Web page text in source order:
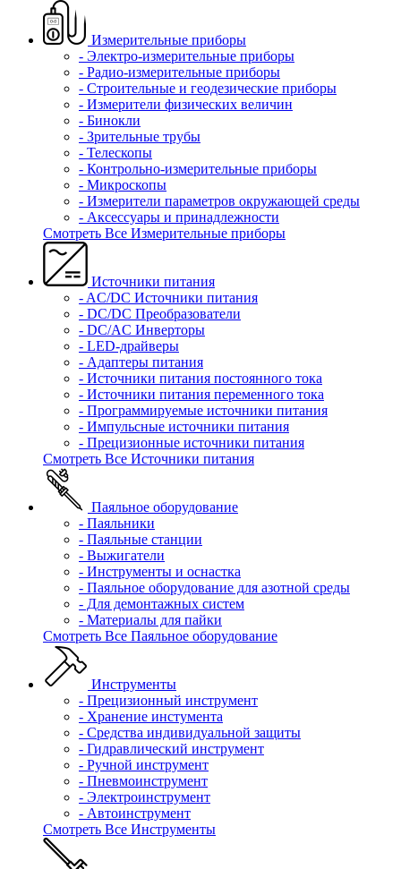
Измерительные приборы
- Электро-измерительные приборы
- Радио-измерительные приборы
- Строительные и геодезические приборы
- Измерители физических величин
- Бинокли
- Зрительные трубы
- Телескопы
- Контрольно-измерительные приборы
- Микроскопы
- Измерители параметров окружающей среды
- Аксессуары и принадлежности
Смотреть Все Измерительные приборы
Источники питания
- AC/DC Источники питания
- DC/DC Преобразователи
- DC/AC Инверторы
- LED-драйверы
- Адаптеры питания
- Источники питания постоянного тока
- Источники питания переменного тока
- Программируемые источники питания
- Импульсные источники питания
- Прецизионные источники питания
Смотреть Все Источники питания
Паяльное оборудование
- Паяльники
- Паяльные станции
- Выжигатели
- Инструменты и оснастка
- Паяльное оборудование для азотной среды
- Для демонтажных систем
- Материалы для пайки
Смотреть Все Паяльное оборудование
Инструменты
- Прецизионный инструмент
- Хранение инстумента
- Средства индивидуальной защиты
- Гидравлический инструмент
- Ручной инструмент
- Пневмоинструмент
- Электроинструмент
- Автоинструмент
Смотреть Все Инструменты